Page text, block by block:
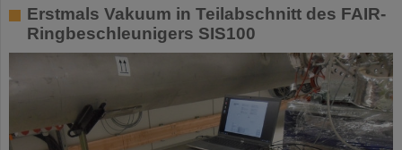
Erstmals Vakuum in Teilabschnitt des FAIR-
Ringbeschleunigers SIS100